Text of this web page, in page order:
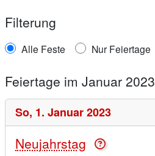
Filterung
Alle Feste Nur Feiertage
Feiertage im Januar 2023
So, 1. Januar 2023
Neujahrstag